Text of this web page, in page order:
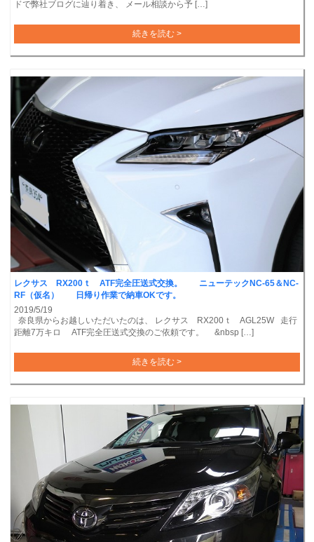
ドで弊社ブログに辿り着き、 メール相談から予 […]
続きを読む >
レクサス RX200ｔ ATF完全圧送式交換。 ニューテックNC-65＆NC-
RF（仮名） 日帰り作業で納車OKです。
2019/5/19
奈良県からお越しいただいたのは、 レクサス RX200ｔ AGL25W 走行
距離7万キロ ATF完全圧送式交換のご依頼です。 &nbsp […]
続きを読む >